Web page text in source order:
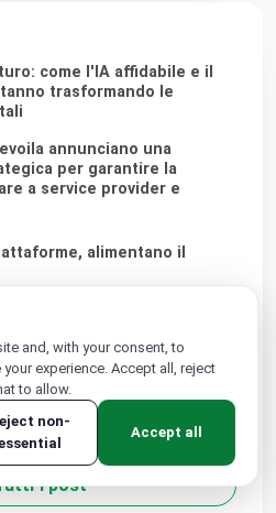
come l'IA affidabile e il
trasformando le
annunciano una
per garantire la
a service provider e
alimentano il
Cloud Sovrano: perché i
di servizi IT attraverso
green e indipendenti
i post
and, with your consent, to
experience. Accept all, reject
to allow.
non-
Accept all